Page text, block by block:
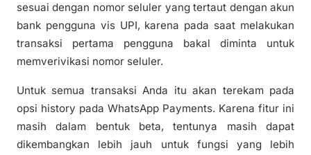
sesuai dengan nomor seluler yang tertaut dengan akun
bank pengguna vis UPI, karena pada saat melakukan
transaksi pertama pengguna bakal diminta untuk
memverivikasi nomor seluler.
Untuk semua transaksi Anda itu akan terekam pada
opsi history pada WhatsApp Payments. Karena fitur ini
masih dalam bentuk beta, tentunya masih dapat
dikembangkan lebih jauh untuk fungsi yang lebih